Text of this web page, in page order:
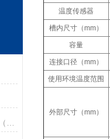
温度传感器
槽内尺寸（mm）
容量
连接口径（mm）
使用环境温度范围
外部尺寸（mm）